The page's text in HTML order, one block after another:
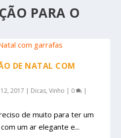
PARA O
DE NATAL COM
2017 | Dicas,Vinho | 0 |
de muito para ter um
um ar elegante e...